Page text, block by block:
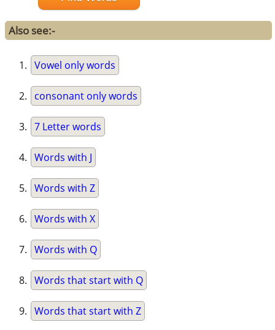
Also see:-
Vowel only words
consonant only words
7 Letter words
Words with J
Words with Z
Words with X
Words with Q
Words that start with Q
Words that start with Z